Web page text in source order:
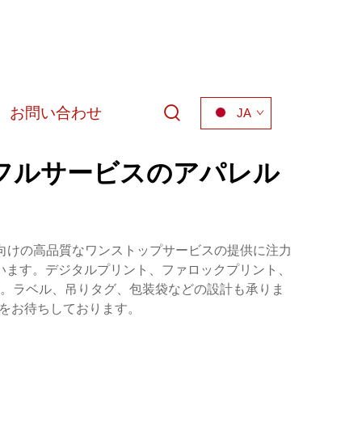
お問い合わせ JA
ルサービスのアパレル
の高品質なワンストップサービスの提供に注力
す。デジタルプリント、ファロックプリント、
ラベル、吊りタグ、包装袋などの設計も承りま
お待ちしております。